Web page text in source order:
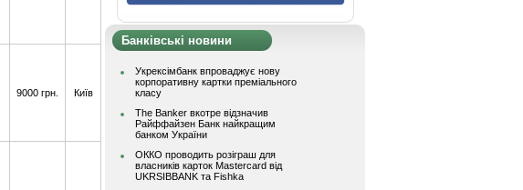
9000 грн. Київ
Банківські новини
Укрексімбанк впроваджує нову
корпоративну картки преміального
класу
The Banker вкотре відзначив
Райффайзен Банк найкращим
банком України
ОККО проводить розіграш для
власників карток Mastercard від
UKRSIBBANK та Fishka